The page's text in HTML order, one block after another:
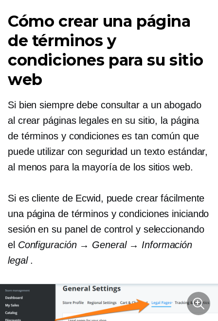
Cómo crear una página
de términos y
condiciones para su sitio
web
Si bien siempre debe consultar a un abogado
al crear páginas legales en su sitio, la página
de términos y condiciones es tan común que
puede utilizar con seguridad un texto estándar,
al menos para la mayoría de los sitios web.
Si es cliente de Ecwid, puede crear fácilmente
una página de términos y condiciones iniciando
sesión en su panel de control y seleccionando
el Configuración → General → Información
legal.